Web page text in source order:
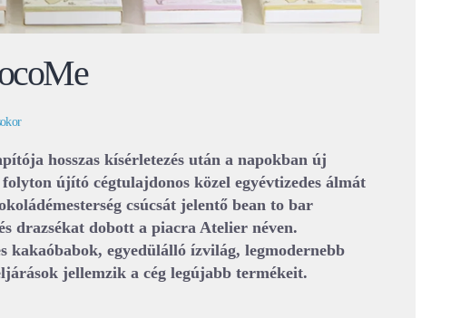
hosszas kísérletezés után a napokban új
újító cégtulajdonos közel egyévtizedes álmát
csúcsát jelentő bean to bar
drazsékat dobott a piacra Atelier néven.
kakaóbabok, egyedülálló ízvilág, legmodernebb
jellemzik a cég legújabb termékeit.